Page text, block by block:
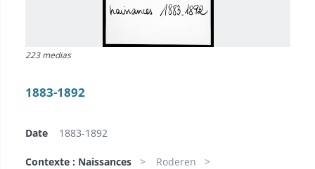
223 medias
1883-1892
Date 1883-1892
Contexte : Naissances
Roderen